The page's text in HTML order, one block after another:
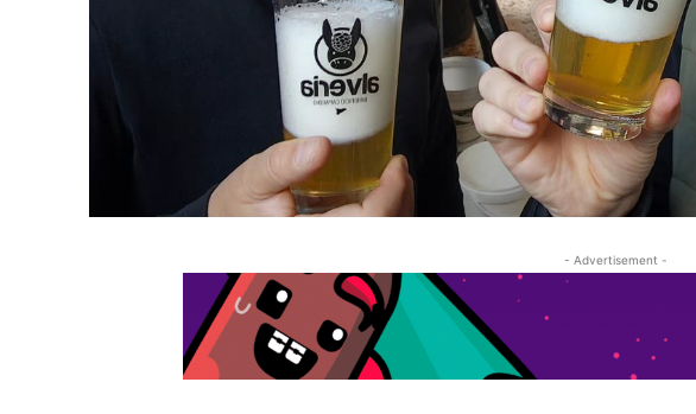
- Advertisement -